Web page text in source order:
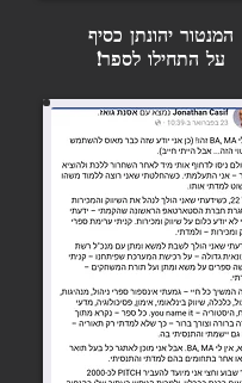
המנטור יהונתן כסיף
על התחילו לספר!